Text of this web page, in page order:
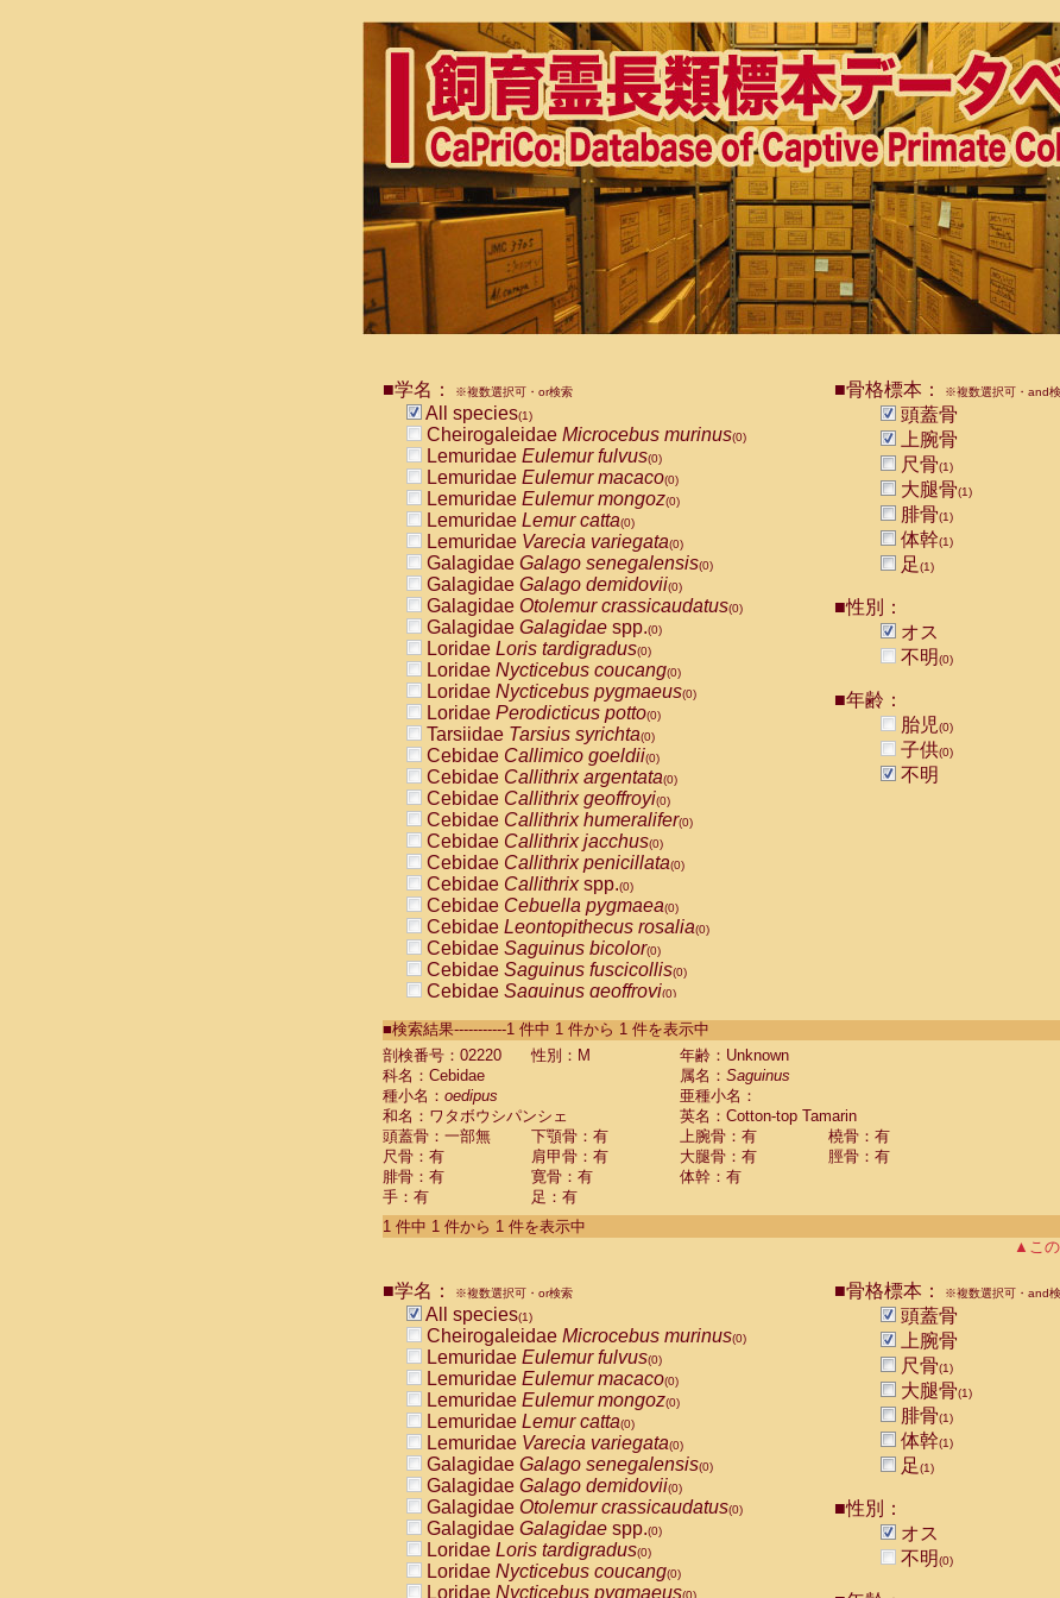
■学名： ※複数選択可・or検索
All species(1)
Cheirogaleidae Microcebus murinus(0)
Lemuridae Eulemur fulvus(0)
Lemuridae Eulemur macaco(0)
Lemuridae Eulemur mongoz(0)
Lemuridae Lemur catta(0)
Lemuridae Varecia variegata(0)
Galagidae Galago senegalensis(0)
Galagidae Galago demidovii(0)
Galagidae Otolemur crassicaudatus(0)
Galagidae Galagidae spp.(0)
Loridae Loris tardigradus(0)
Loridae Nycticebus coucang(0)
Loridae Nycticebus pygmaeus(0)
Loridae Perodicticus potto(0)
Tarsiidae Tarsius syrichta(0)
Cebidae Callimico goeldii(0)
Cebidae Callithrix argentata(0)
Cebidae Callithrix geoffroyi(0)
Cebidae Callithrix humeralifer(0)
Cebidae Callithrix jacchus(0)
Cebidae Callithrix penicillata(0)
Cebidae Callithrixspp.(0)
Cebidae Cebuella pygmaea(0)
Cebidae Leontopithecus rosalia(0)
Cebidae Saguinus bicolor(0)
Cebidae Saguinus fuscicollis(0)
Cebidae Saguinus geoffroyi(0)
CebidaeSaguinus labiatus(0)
Cebidae Saguinus leucopus (0)
Cebidae
Cebidae
CebidaeSaguinus nigricollis (0)
Cebidae Saguinus oedipus
Cebidae Saguinus weddelli
Cebidae Saguinusspp.
Cebidae Aotus trivirgatus
Cebidae Cebus albifrons
CebidaeCebus nigrivittatus
CebidaeCebus
CebidaeSaimiri boliviensis(0)
CebidaeSaimiri sciureus(0)
AtelidaeAlouatta caraya(0)
AtelidaeAlouatta fusca(0)
AtelidaeAlouatta seniculus
AtelidaeAlouattaspp.(0)
AtelidaeAteles belzebuth(0)
AtelidaeAteles geoffroyi(0)
AtelidaeAteles paniscus(0)
AtelidaeAtelesspp.(0)
Atelidae Lagothrix lagothricha
AtelidaeLagothrix lagothricha cana
PitheciidaeCacajao calvus rubicundus
■骨格標本： ※複数選択可・and
頭蓋骨
上腕骨
尺骨(1)
大腿骨(1)
腓骨(1)
体幹(1)
足(1)
■性別：
オス
不明(0)
■年齢：
胎児(0)
子供(0)
不明
■検索結果-----------1 件中 1 件から 1 件を表示中
剖検番号：02220
性別：M
年齢：Unknown
科名：Cebidae
属名： Saguinus
種小名： oedipus
亜種小名：
和名：ワタボウシパンシェ
英名：Cotton-top Tamarin
頭蓋骨：一部無
下顎骨：有 上腕骨：有
橈骨：有
尺骨：有
肩甲骨：有 大腿骨：有
脛骨：有
腓骨：有
寛骨：有
体幹：有
手：有
足：有
1 件中 1 件から 1 件を表示中
▲この
■学名： ※複数選択可・or検索
All species(1)
Cheirogaleidae Microcebus murinus(0)
Lemuridae Eulemur fulvus(0)
Lemuridae Eulemur macaco(0)
Lemuridae Eulemur mongoz(0)
Lemuridae Lemur catta(0)
Lemuridae Varecia variegata(0)
Galagidae Galago senegalensis(0)
Galagidae Galago demidovii(0)
Galagidae Otolemur crassicaudatus(0)
Galagidae Galagidae spp.(0)
Loridae Loris tardigradus(0)
Loridae Nycticebus coucang(0)
Loridae Nycticebus pygmaeus(0)
■骨格標本： ※複数選択可・and
頭蓋骨
上腕骨
尺骨(1)
大腿骨(1)
腓骨(1)
体幹(1)
足(1)
■性別：
オス
不明(0)